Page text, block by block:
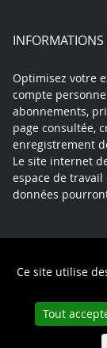
Ce site utilise
Tout
INFORMATIONS
Optimisez votre
compte
abonnements,
page consultée,
enregistrement
Le site internet
espace de
données
Queue-